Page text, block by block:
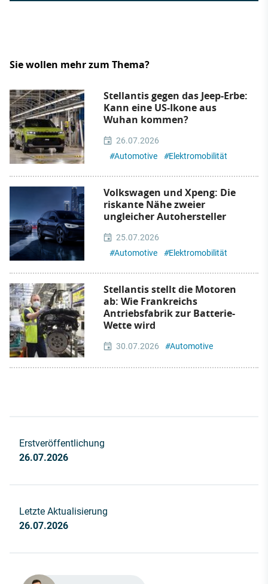
Sie wollen mehr zum Thema?
Stellantis gegen das Jeep-Erbe:
Kann eine US-Ikone aus
Wuhan kommen?
26.07.2026
#Automotive #Elektromobilität
Volkswagen und Xpeng: Die
riskante Nähe zweier
ungleicher Autohersteller
25.07.2026
#Automotive #Elektromobilität
Stellantis stellt die Motoren
ab: Wie Frankreichs
Antriebsfabrik zur Batterie-
Wette wird
30.07.2026 #Automotive
Erstveröffentlichung
26.07.2026
Letzte Aktualisierung
26.07.2026